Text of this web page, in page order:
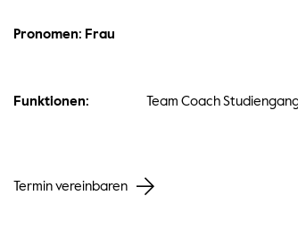
Pronomen: Frau
Funktionen: Team Coach
Termin vereinbaren